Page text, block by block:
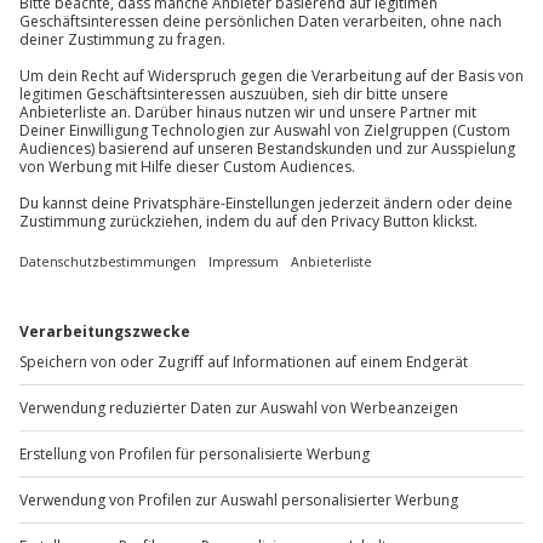
Mühldorfstraße 8
81671 München
Du erreichst uns telefonisch zu folgenden Zeiten,
außer an bundesweiten Feiertagen:
Mo-Fr: 8-20 Uhr | Sa: 10-16 Uhr
Du möchtest als Firma bestellen?
Sichere Dir attraktive Firmenkunden Vorteile.
+49 89 / 60 60 89 700
Mo-Fr: 9-17 Uhr
b2b@jochen-schweizer.de
www.b2b.jochen-schweizer.de/